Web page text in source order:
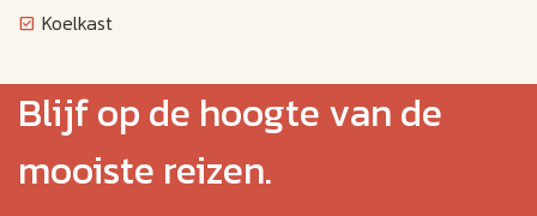
Koelkast
Blijf op de hoogte van de
mooiste reizen.